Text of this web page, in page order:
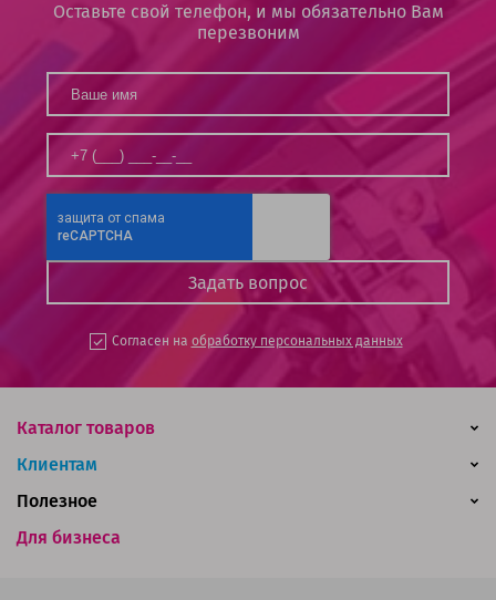
Оставьте свой телефон, и мы обязательно Вам
перезвоним
Согласен на обработку персональных данных
Каталог товаров
Клиентам
Для бизнеса
Полезное